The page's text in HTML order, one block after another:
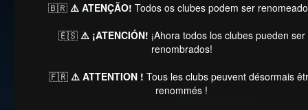
🇧🇷 ⚠️ ATENÇÃO! Todos os clubes podem ser
🇪🇸 ⚠️ ¡ATENCIÓN! ¡Ahora todos los clubes pueden ser
renombrados!
🇫🇷 ⚠️ ATTENTION ! Tous les clubs peuvent désormais
renommés !